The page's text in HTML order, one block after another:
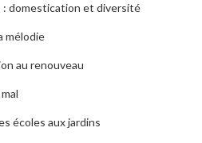
: domestication et diversité
mélodie
au renouveau
écoles aux jardins